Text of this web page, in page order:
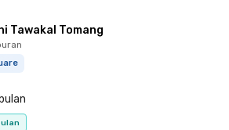
Tawakal Tomang
bulan